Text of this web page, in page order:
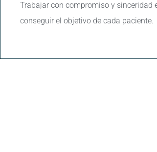
Trabajar con compromiso y sinceridad
conseguir el objetivo de cada paciente.